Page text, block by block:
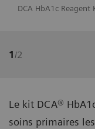
DCA HbA1c Reagent
1 /2
Le kit DCA®
soins primaires